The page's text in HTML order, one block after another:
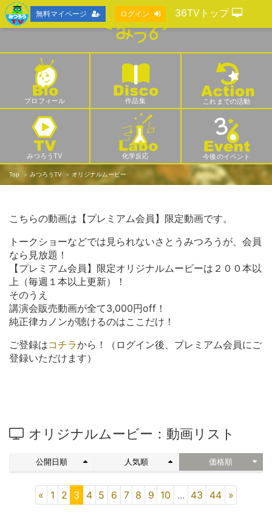
プロフィール 作品集 これまでの活動
みつろうTV 化学反応 今後のイベント
Top みつろうTV オリジナルムービー
こちらの動画は【プレミアム会員】限定動画です。
トークショーなどでは見られないさとうみつろうが、会員
なら見放題！
【プレミアム会員】限定オリジナルムービーは２００本以
上（毎週１本以上更新）！
そのうえ
講演会販売動画が全て3,000円off！
純正律カノンが聴けるのはここだけ！
ご登録はコチラから！（ログイン後、プレミアム会員にご
登録いただけます）
オリジナルムービー：動画リスト
公開日順 人気順 価格順
« 1 2 3 4 5 6 7 8 9 10 ... 43 44 »
無料マイページ ログイン 36TVトップ